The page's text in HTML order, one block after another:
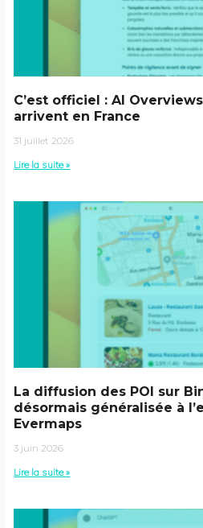
C’est officiel : AI
arrivent en France
31 juillet 2026
Lire la suite »
La diffusion des POI sur
désormais généralisée à
Evermaps
3 juin 2026
Lire la suite »